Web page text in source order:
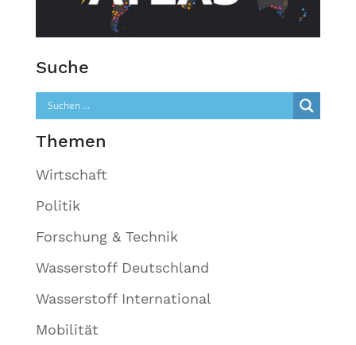
Suche
Themen
Wirtschaft
Politik
Forschung & Technik
Wasserstoff Deutschland
Wasserstoff International
Mobilität